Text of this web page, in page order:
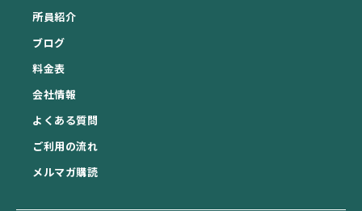
所員紹介
ブログ
料金表
会社情報
よくある質問
ご利用の流れ
メルマガ購読